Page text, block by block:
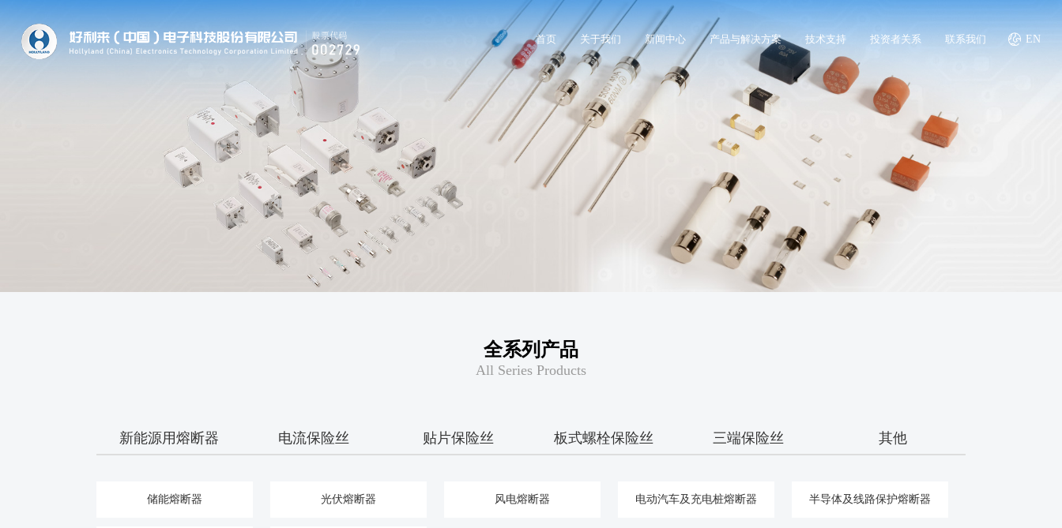
EN
首页 关于我们 新闻中心 产品与解决方案 技术支持 投资者关系 联系我们
全系列产品
All Series Products
新能源用熔断器 电流保险丝 贴片保险丝 板式螺栓保险丝 三端保险丝 其他
储能熔断器 光伏熔断器 风电熔断器 电动汽车及充电桩熔断器 半导体及线路保护熔断器